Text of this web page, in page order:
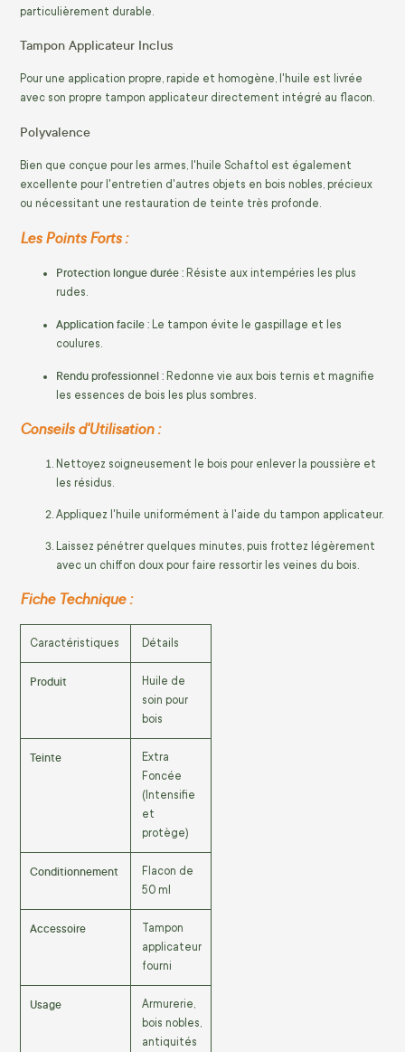
particulièrement durable.
Tampon Applicateur Inclus
Pour une application propre, rapide et homogène, l'huile est livrée
avec son propre tampon applicateur directement intégré au flacon.
Polyvalence
Bien que conçue pour les armes, l'huile Schaftol est également
excellente pour l'entretien d'autres objets en bois nobles, précieux
ou nécessitant une restauration de teinte très profonde.
Les Points Forts :
Protection longue durée : Résiste aux intempéries les plus
rudes.
Application facile : Le tampon évite le gaspillage et les
coulures.
Rendu professionnel : Redonne vie aux bois ternis et magnifie
les essences de bois les plus sombres.
Conseils d'Utilisation :
Nettoyez soigneusement le bois pour enlever la poussière et
les résidus.
Appliquez l'huile uniformément à l'aide du tampon applicateur.
Laissez pénétrer quelques minutes, puis frottez légèrement
avec un chiffon doux pour faire ressortir les veines du bois.
Fiche Technique :
Caractéristiques Détails
Produit
Huile de
soin pour
bois
Teinte
Extra
Foncée
(Intensifie
et
protège)
Conditionnement
Flacon de
50 ml
Accessoire
Tampon
applicateur
fourni
Usage
Armurerie,
bois nobles,
antiquités